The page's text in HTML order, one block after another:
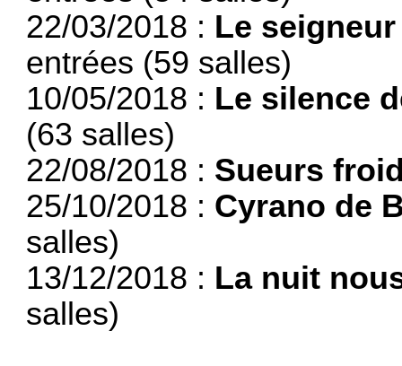
22/03/2018 : Le
entrées (59 salles)
10/05/2018 : Le silence
(63 salles)
22/08/2018 : Sueurs
25/10/2018 : Cyrano de
salles)
13/12/2018 : La nuit
salles)